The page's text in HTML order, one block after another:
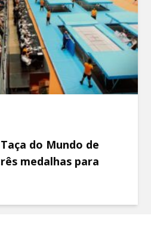
do Mundo de
medalhas para